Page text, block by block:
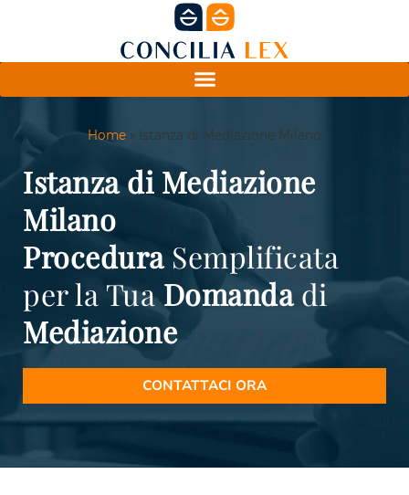
Home » Istanza di Mediazione Milano
Istanza di Mediazione
Milano
ProceduraSemplificata
per la TuaDomandadi
Mediazione
CONTATTACI ORA